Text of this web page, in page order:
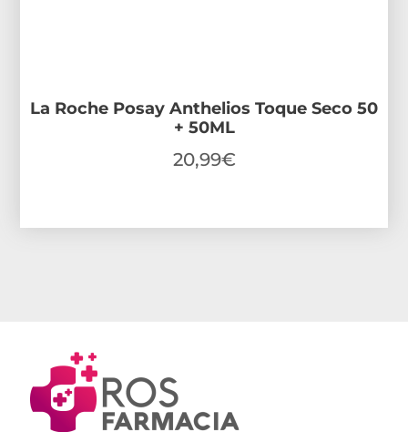
La Roche Posay Anthelios Toque Seco 50
+ 50ML
20,99€